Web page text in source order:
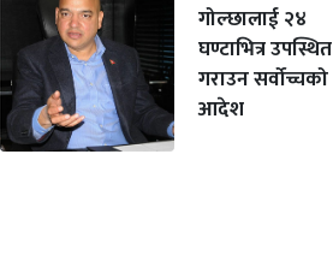
गोल्छालाई २४
घण्टाभित्र उपस्थित
गराउन सर्वोच्चको
आदेश